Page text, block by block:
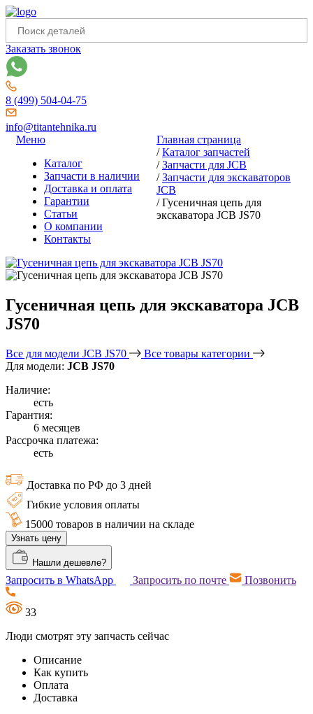
Заказать звонок
8 (499) 504-04-75
info@titantehnika.ru
Меню
Каталог
Запчасти в наличии
Доставка и оплата
Гарантии
Статьи
О компании
Контакты
Главная страница
/Каталог запчастей
/Запчасти для JCB
/Запчасти для экскаваторов
JCB
/Гусеничная цепь для
экскаватора JCB JS70
Гусеничная цепь для экскаватора JCB
JS70
Все для модели JCB JS70
Все товары категории
Для модели: JCB JS70
Наличие:
есть
Гарантия:
6 месяцев
Рассрочка платежа:
есть
Доставка по РФ до 3 дней
Гибкие условия оплаты
15000 товаров в наличии на складе
Узнать цену
Нашли дешевле?
Запросить в WhatsApp Запросить по почте Позвонить
33
Люди смотрят эту запчасть сейчас
Описание
Как купить
Оплата
Доставка